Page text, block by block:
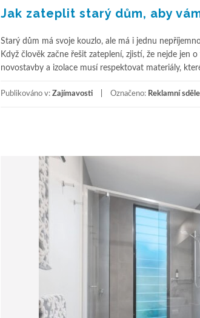
Jak zateplit starý dům, aby
Starý dům má svoje kouzlo, ale má i jednu
Když člověk začne řešit zateplení, zjistí, že nejde jen
novostavby a izolace musí respektovat materiály,
Publikováno v: Zajímavosti Označeno: Reklamní